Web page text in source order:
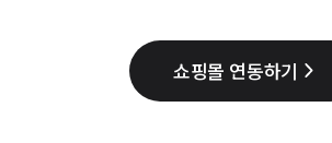
쇼핑몰 연동하기